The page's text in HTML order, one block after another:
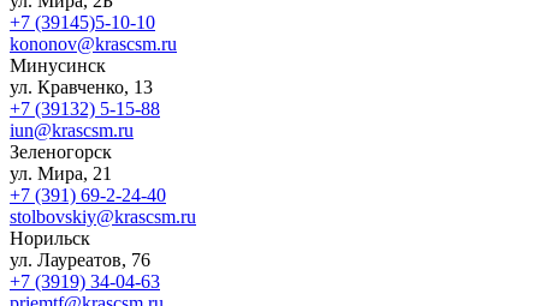
+7 (39145)5-10-10
kononov@krascsm.ru
Минусинск
ул. Кравченко, 13
+7 (39132) 5-15-88
iun@krascsm.ru
Зеленогорск
ул. Мира, 21
+7 (391) 69-2-24-40
stolbovskiy@krascsm.ru
Норильск
ул. Лауреатов, 76
+7 (3919) 34-04-63